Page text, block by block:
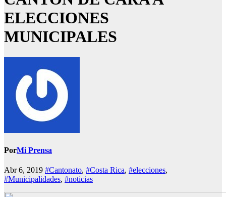
ELECCIONES
MUNICIPALES
PorMi Prensa
Abr 6, 2019 #Cantonato, #Costa Rica, #elecciones,
#Municipalidades, #noticias